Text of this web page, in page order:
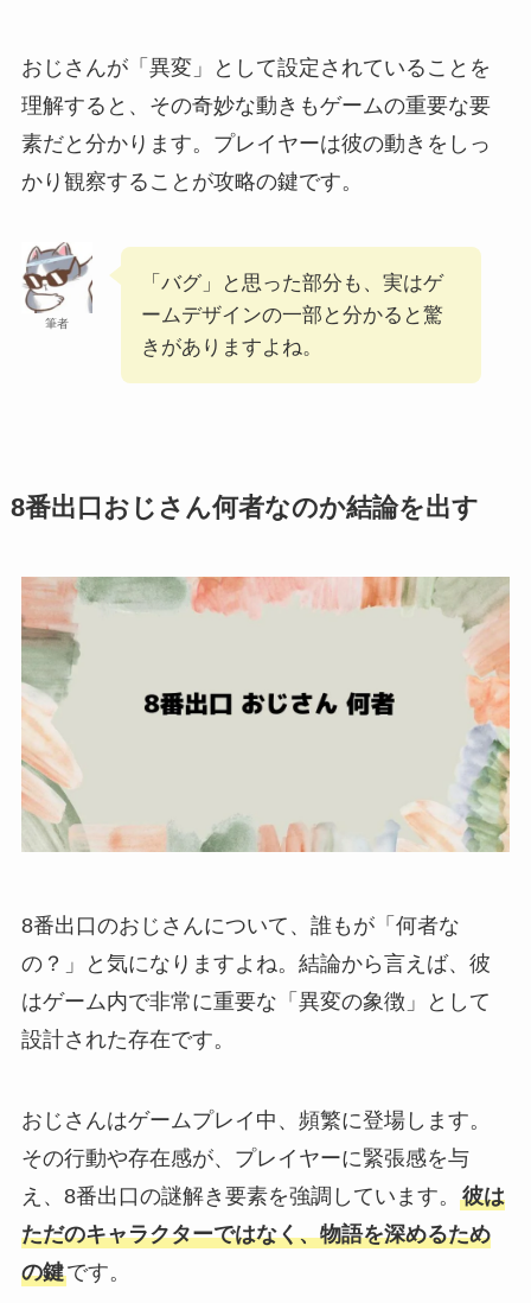
おじさんが「異変」として設定されていることを
理解すると、その奇妙な動きもゲームの重要な要
素だと分かります。プレイヤーは彼の動きをしっ
かり観察することが攻略の鍵です。
筆者
「バグ」と思った部分も、実はゲ
ームデザインの一部と分かると驚
きがありますよね。
8番出口おじさん何者なのか結論を出す
8番出口のおじさんについて、誰もが「何者な
の？」と気になりますよね。結論から言えば、彼
はゲーム内で非常に重要な「異変の象徴」として
設計された存在です。
おじさんはゲームプレイ中、頻繁に登場します。
その行動や存在感が、プレイヤーに緊張感を与
え、8番出口の謎解き要素を強調しています。 彼は
ただのキャラクターではなく、物語を深めるため
の鍵です。